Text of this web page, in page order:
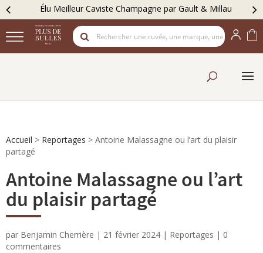
Élu Meilleur Caviste Champagne par Gault & Millau
Accueil > Reportages > Antoine Malassagne ou l’art du plaisir
partagé
Antoine Malassagne ou l’art
du plaisir partagé
par Benjamin Cherrière | 21 février 2024 | Reportages | 0
commentaires